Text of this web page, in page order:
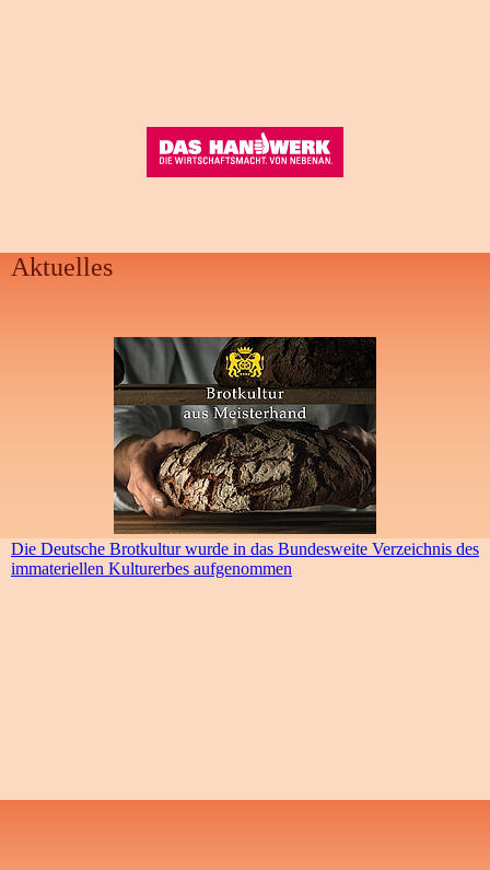
Aktuelles
Die Deutsche Brotkultur wurde in das Bundesweite Verzeichnis des
immateriellen Kulturerbes aufgenommen